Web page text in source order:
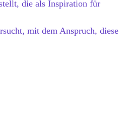
die als Inspiration für
mit dem Anspruch, diese